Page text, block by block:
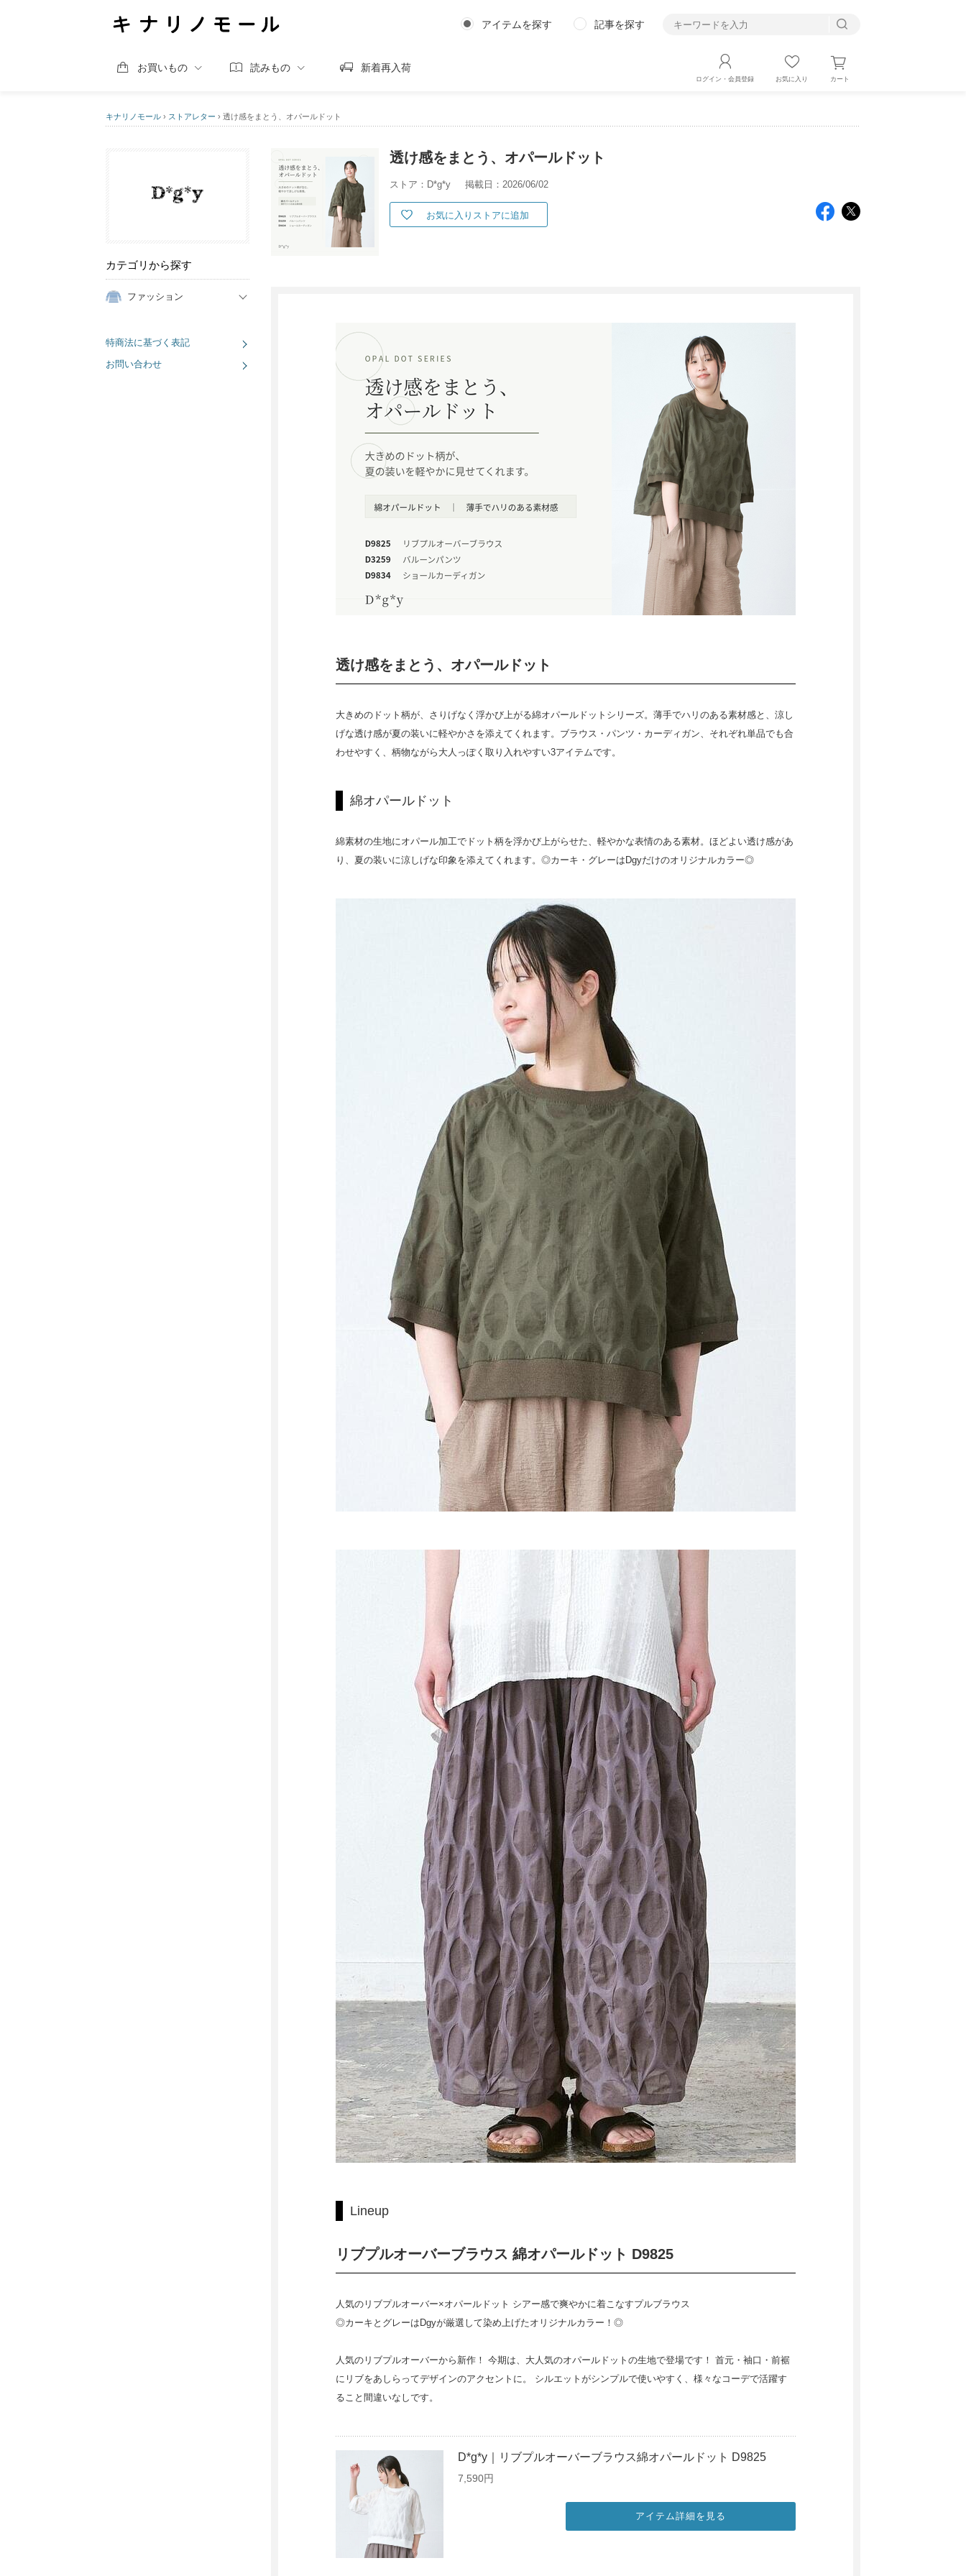
アイテムを探す 記事を探す
お買いもの 読みもの 新着再入荷
ログイン・会員登録 お気に入り カート
キナリノモール › ストアレター › 透け感をまとう、オパールドット
カテゴリから探す
ファッション
特商法に基づく表記
お問い合わせ
透け感をまとう、オパールドット
ストア：D*g*y 掲載日：2026/06/02
お気に入りストアに追加
透け感をまとう、オパールドット
大きめのドット柄が、さりげなく浮かび上がる綿オパールドットシリーズ。薄手でハリのある素材感と、涼し
げな透け感が夏の装いに軽やかさを添えてくれます。ブラウス・パンツ・カーディガン、それぞれ単品でも合
わせやすく、柄物ながら大人っぽく取り入れやすい3アイテムです。
綿オパールドット
綿素材の生地にオパール加工でドット柄を浮かび上がらせた、軽やかな表情のある素材。ほどよい透け感があ
り、夏の装いに涼しげな印象を添えてくれます。◎カーキ・グレーはDgyだけのオリジナルカラー◎
Lineup
リブプルオーバーブラウス 綿オパールドット D9825
人気のリブプルオーバー×オパールドット シアー感で爽やかに着こなすプルブラウス
◎カーキとグレーはDgyが厳選して染め上げたオリジナルカラー！◎
人気のリブプルオーバーから新作！ 今期は、大人気のオパールドットの生地で登場です！ 首元・袖口・前裾
にリブをあしらってデザインのアクセントに。 シルエットがシンプルで使いやすく、様々なコーデで活躍す
ること間違いなしです。
D*g*y｜リブプルオーバーブラウス綿オパールドット D9825
7,590円
アイテム詳細を見る